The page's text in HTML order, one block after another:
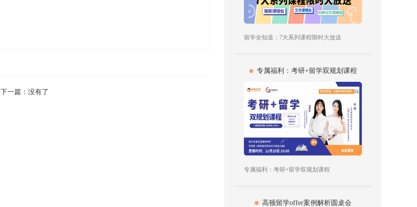
下一篇：没有了
留学全知道：7大系列课程限时大放送
专属福利：考研+留学双规划课程
专属福利：考研+留学双规划课程
高顿留学offer案例解析圆桌会